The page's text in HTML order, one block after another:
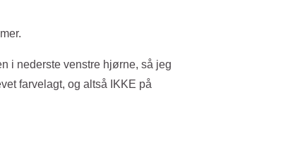
i nederste venstre hjørne, så jeg
farvelagt, og altså IKKE på